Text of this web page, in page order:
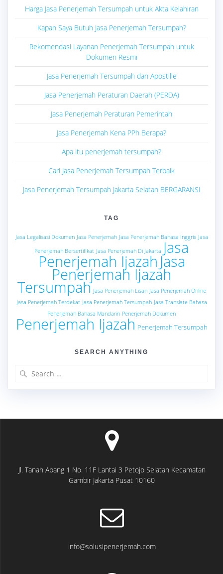
Harga Jasa Penerjemah Tersumpah untuk Akta Kelahiran
Kapan Saya Butuh Jasa Penerjemah Tersumpah?
Rekomendasi Layanan Penerjemah Tersumpah untuk
Dokumen Resmi
Jasa Penerjemah Tersumpah dan Apostille
Jasa Penerjemah Peraturan Daerah (PERDA)
Jasa Penerjemah Peraturan Pemerintah
Jasa Penerjemah Kena PPh Berapa?
Apa itu penerjemah tersumpah?
Cari Jasa Penerjemah Tersumpah Terbaik
Jasa Penerjemah Tersumpah Jakarta Selatan BERGARANSI
TAG
Jasa Legalisasi Dokumen Jasa Penerjemah Jasa Penerjemah Bahasa Inggris Jasa
Penerjemah Bersertifikat Jasa Penerjemah Di Jakarta Jasa
Penerjemah Ijazah Jasa
Penerjemah Ijazah
Tersumpah Jasa Penerjemah Lisan Jasa Penerjemah Online
Jasa Penerjemah Terdekat Jasa Penerjemah Tersumpah Jasa Translate Bahasa
Penerjemah Bahasa Mandarin Penerjemah Dokumen
Penerjemah Ijazah Penerjemah Tersumpah
SEARCH ANYTHING
Jl. Tanah Abang 1 No. 11F Lantai 3 Petojo Selatan Kecamatan
Gambir Jakarta Pusat 10160
info@solusipenerjemah.com